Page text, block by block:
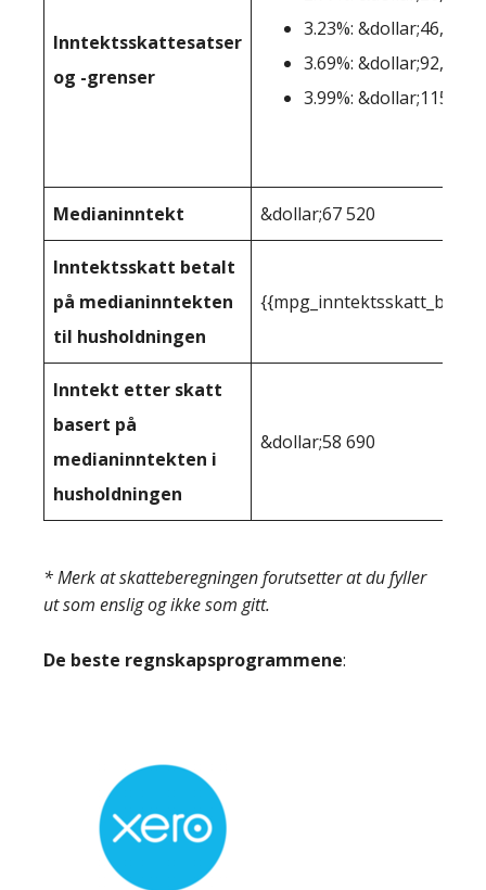
Inntektsskattesatser
og -grenser
3.23%:
3.69%:
3.99%:
Medianinntekt &dollar;67 520
Inntektsskatt betalt
på medianinntekten
til husholdningen
Inntekt etter skatt
basert på
medianinntekten i
husholdningen
&dollar;58 690
* Merk at skatteberegningen forutsetter at du fyller
ut som enslig og ikke som gitt.
De beste regnskapsprogrammene: